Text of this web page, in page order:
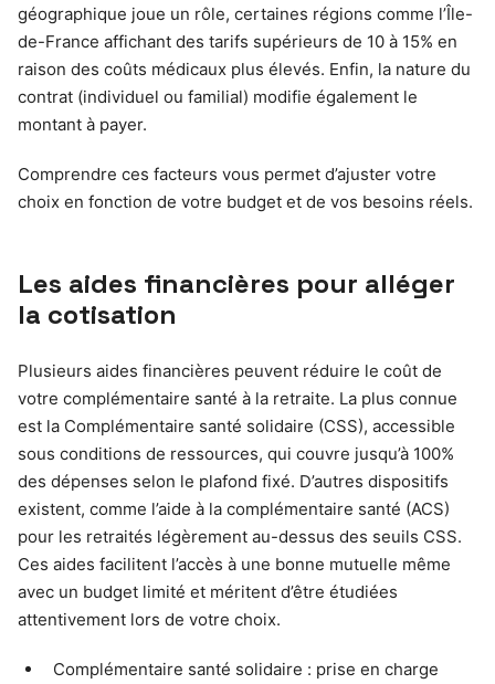
géographique joue un rôle, certaines régions comme l’Île-
de-France affichant des tarifs supérieurs de 10 à 15% en
raison des coûts médicaux plus élevés. Enfin, la nature du
contrat (individuel ou familial) modifie également le
montant à payer.
Comprendre ces facteurs vous permet d’ajuster votre
choix en fonction de votre budget et de vos besoins réels.
Les aides financières pour alléger
la cotisation
Plusieurs aides financières peuvent réduire le coût de
votre complémentaire santé à la retraite. La plus connue
est la Complémentaire santé solidaire (CSS), accessible
sous conditions de ressources, qui couvre jusqu’à 100%
des dépenses selon le plafond fixé. D’autres dispositifs
existent, comme l’aide à la complémentaire santé (ACS)
pour les retraités légèrement au-dessus des seuils CSS.
Ces aides facilitent l’accès à une bonne mutuelle même
avec un budget limité et méritent d’être étudiées
attentivement lors de votre choix.
Complémentaire santé solidaire : prise en charge